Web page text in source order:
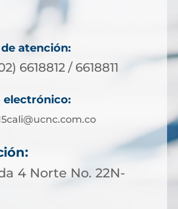
atención:
6618812 / 6618811
electrónico:
4 Norte No. 22N-